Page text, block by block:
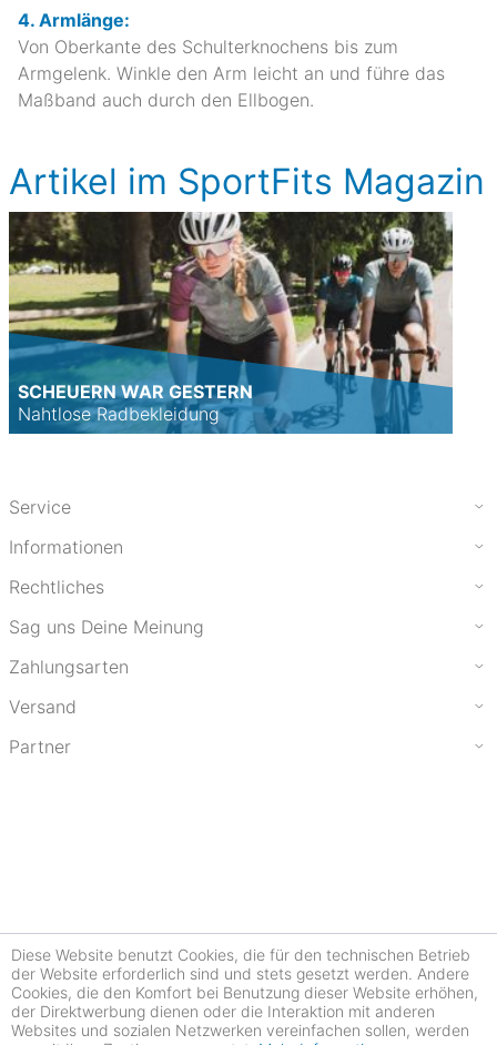
4. Armlänge:
Von Oberkante des Schulterknochens bis zum
Armgelenk. Winkle den Arm leicht an und führe das
Maßband auch durch den Ellbogen.
Artikel im SportFits Magazin
SCHEUERN WAR GESTERN
Nahtlose Radbekleidung
Service
Informationen
Rechtliches
Sag uns Deine Meinung
Zahlungsarten
Versand
Partner
Diese Website benutzt Cookies, die für den technischen Betrieb
der Website erforderlich sind und stets gesetzt werden. Andere
Cookies, die den Komfort bei Benutzung dieser Website erhöhen,
der Direktwerbung dienen oder die Interaktion mit anderen
Websites und sozialen Netzwerken vereinfachen sollen, werden